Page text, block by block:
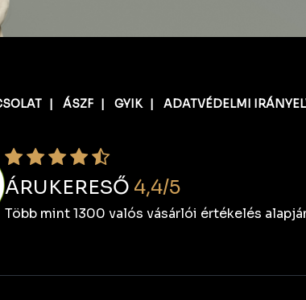
| ÁSZF | GYIK| ADATVÉDELMI
ÁRUKERESŐ 4,4/5
Több mint 1300 valós vásárlói értékelés